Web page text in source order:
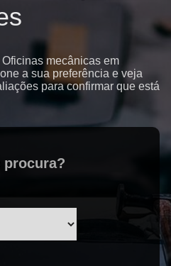
mecânicas em
a sua preferência e veja
para confirmar que está
procura?